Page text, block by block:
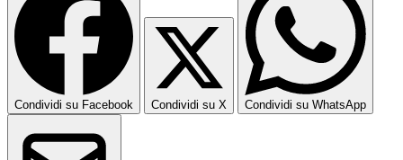
Condividi su Facebook Condividi su X Condividi su WhatsApp